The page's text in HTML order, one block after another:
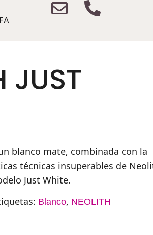
JUST
blanco mate, combinada con la
técnicas insuperables de
Just White.
Blanco, NEOLITH